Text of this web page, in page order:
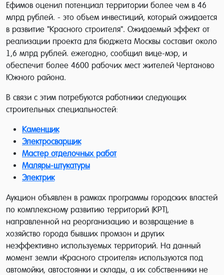
Ефимов оценил потенциал территории более чем в 46
млрд рублей. - это объем инвестиций, который ожидается
в развитие "Красного строителя". Ожидаемый эффект от
реализации проекта для бюджета Москвы составит около
1,6 млрд рублей. ежегодно, сообщил вице-мэр, и
обеспечит более 4600 рабочих мест жителей Чертаново
Южного района.
В связи с этим потребуются работники следующих
строительных специальностей:
Каменщик
Электросварщик
Мастер отделочных работ
Маляры-штукатуры
Электрик
Аукцион объявлен в рамках программы городских властей
по комплексному развитию территорий (КРТ),
направленной на реорганизацию и возвращение в
хозяйство города бывших промзон и других
неэффективно используемых территорий. На данный
момент земли «Красного строителя» используются под
автомойки, автостоянки и склады, а их собственники не